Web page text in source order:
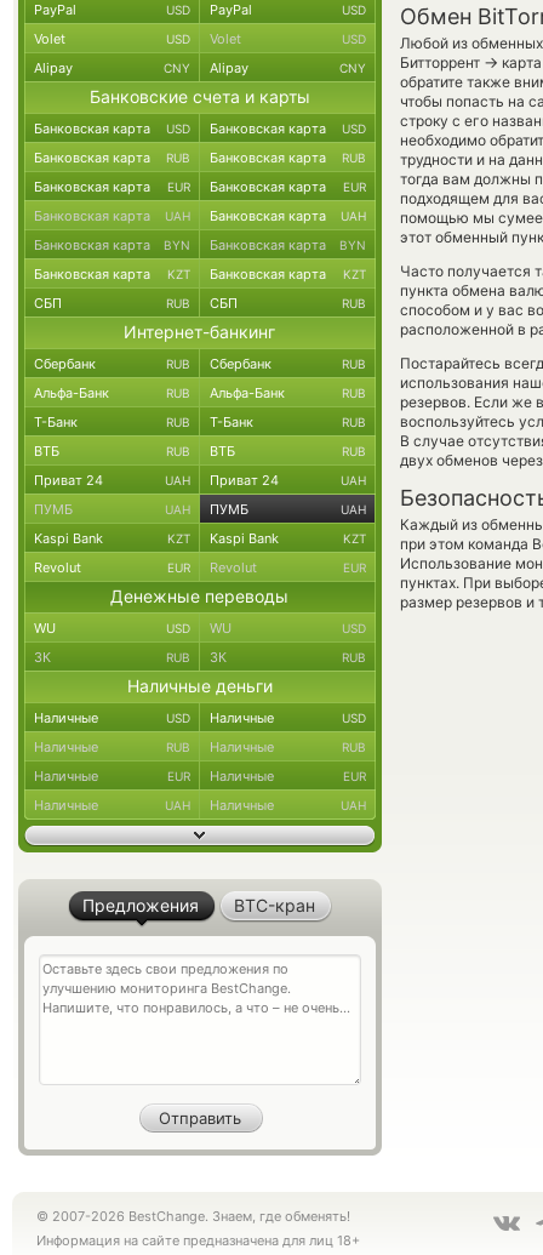
Обмен
Любой из обменных
Битторрент →
обратите также
чтобы попасть на
строку с его
необходимо
трудности и на
тогда вам должны
подходящем для
помощью мы
этот обменный
Часто получается
пункта обмена
способом и у вас
расположенной в
Постарайтесь
использования
резервов. Если же
воспользуйтесь
В случае
двух обменов
Каждый из
при этом команда
Использование
пунктах. При
размер резервов и
PayPal USD PayPal USD
Volet USD Volet USD
Alipay CNY Alipay CNY
Банковские счета и карты
Банковская карта USD Банковская карта USD
Банковская карта RUB Банковская карта RUB
Банковская карта EUR Банковская карта EUR
Банковская карта UAH Банковская карта UAH
Банковская карта BYN Банковская карта BYN
Банковская карта KZT Банковская карта KZT
СБП RUB СБП RUB
Интернет-банкинг
Сбербанк RUB Сбербанк RUB
Альфа-Банк RUB Альфа-Банк RUB
Т-Банк RUB Т-Банк RUB
ВТБ RUB ВТБ RUB
Приват 24 UAH Приват 24 UAH
ПУМБ UAH ПУМБ UAH
Kaspi Bank KZT Kaspi Bank KZT
Revolut EUR Revolut EUR
Денежные переводы
WU USD WU USD
ЗК RUB ЗК RUB
Наличные деньги
Наличные USD Наличные USD
Наличные RUB Наличные RUB
Наличные EUR Наличные EUR
Наличные UAH Наличные UAH
Предложения BTC-кран
© 2007-2026 BestChange. Знаем, где обменять!
Информация на сайте предназначена для лиц 18+